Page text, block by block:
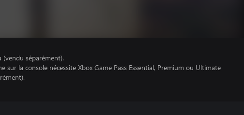
(vendu séparément).
sur la console nécessite Xbox Game Pass Essential, Premium ou Ultimate